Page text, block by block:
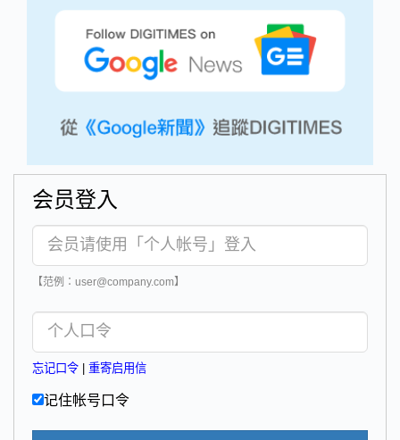
会员登入
【范例：user@company.com】
忘记口令 重寄启用信
记住帐号口令